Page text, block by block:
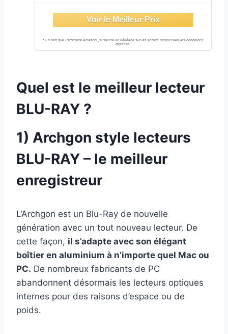
Externe, USB, Ethernet, Design
Compact, Noir
Quel est le meilleur lecteur
BLU-RAY ?
1) Archgon style lecteurs
BLU-RAY – le meilleur
enregistreur
L’Archgon est un Blu-Ray de nouvelle
génération avec un tout nouveau lecteur. De
cette façon, il s’adapte avec son élégant
boîtier en aluminium à n’importe quel Mac ou
PC. De nombreux fabricants de PC
abandonnent désormais les lecteurs optiques
internes pour des raisons d’espace ou de
poids.